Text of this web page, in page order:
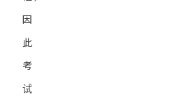
因
此
考
试